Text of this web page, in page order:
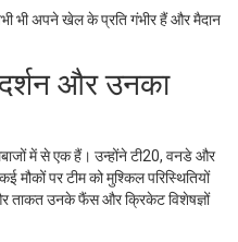
भी अपने खेल के प्रति गंभीर हैं और मैदान
और उनका
में से एक हैं। उन्होंने टी20, वनडे और
मौकों पर टीम को मुश्किल परिस्थितियों
ताकत उनके फैंस और क्रिकेट विशेषज्ञों